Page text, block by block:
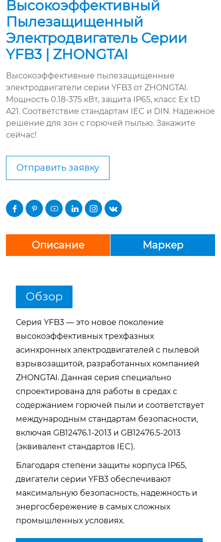
Высокоэффективный
Пылезащищенный
Электродвигатель Серии
YFB3 | ZHONGTAI
Высокоэффективные пылезащищенные
электродвигатели серии YFB3 от ZHONGTAI.
Мощность 0.18-375 кВт, защита IP65, класс Ex tD
A21. Соответствие стандартам IEC и DIN. Надежное
решение для зон с горючей пылью. Закажите
сейчас!
Отправить заявку
     
Описание Маркер
Обзор
Серия YFB3 — это новое поколение
высокоэффективных трехфазных
асинхронных электродвигателей с пылевой
взрывозащитой, разработанных компанией
ZHONGTAI. Данная серия специально
спроектирована для работы в средах с
содержанием горючей пыли и соответствует
международным стандартам безопасности,
включая GB12476.1-2013 и GB12476.5-2013
(эквивалент стандартов IEC).
Благодаря степени защиты корпуса IP65,
двигатели серии YFB3 обеспечивают
максимальную безопасность, надежность и
энергосбережение в самых сложных
промышленных условиях.